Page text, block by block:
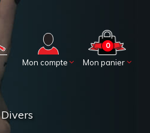
Mon panier
0
Mon compte
Divers